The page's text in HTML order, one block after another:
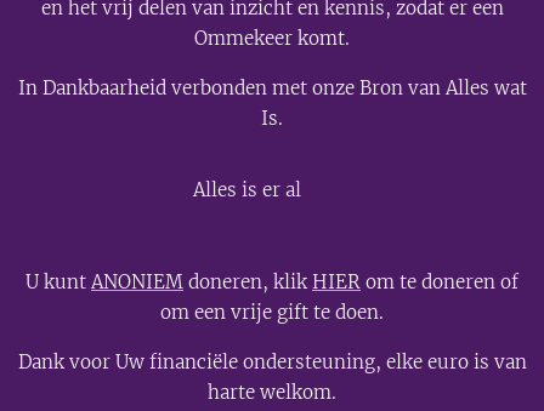
en het vrij delen van inzicht en kennis, zodat er een
Ommekeer komt.
In Dankbaarheid verbonden met onze Bron van Alles wat
Is.
Alles is er al
U kuntANONIEM doneren, klikHIER om te doneren of
om een vrije gift te doen.
Dank voor Uw financiële ondersteuning, elke euro is van
harte welkom.